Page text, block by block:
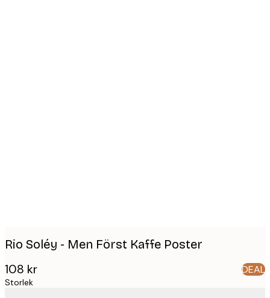
Rio Soléy - Men Först Kaffe Poster
108 kr DEAL
Storlek